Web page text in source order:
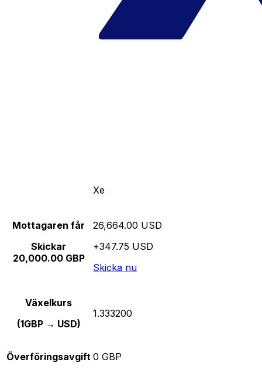
Xe
Mottagaren får
Skickar
20,000.00 GBP
26,664.00 USD
+347.75 USD
Skicka nu
Växelkurs
(1GBP → USD)
1.333200
Överföringsavgift 0 GBP